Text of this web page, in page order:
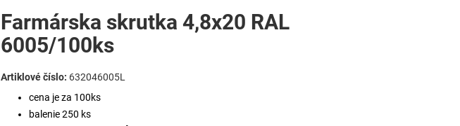
cena je za 100ks
balenie 250 ks
Farmárska skrutka 4,8x20 RAL
6005/100ks
632046005L